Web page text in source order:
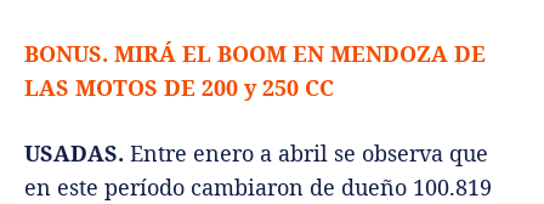
BONUS. MIRÁ EL BOOM EN MENDOZA DE
LAS MOTOS DE 200 y 250 CC
USADAS. Entre enero a abril se observa que
en este período cambiaron de dueño 100.819‎